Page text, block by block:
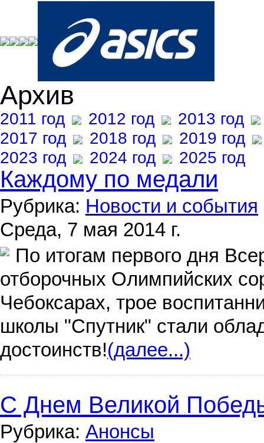
Архив
2011 год 2012 год
2013 год
2017 год
2018 год
2019 год
2023 год
2024 год 2025 год
Каждому по медали
Рубрика: Новости и события
Среда, 7 мая 2014 г.
По итогам первого дня
отборочных Олимпийских
Чебоксарах, трое
школы "Спутник" стали
достоинств!(далее...)
С Днем Великой
Рубрика: Анонсы